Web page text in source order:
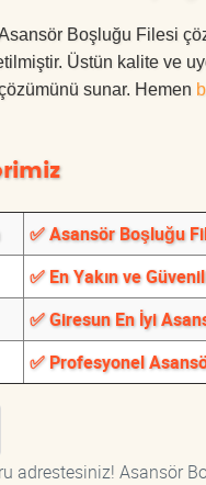
Boşluğu Filesi
Üstün kalite ve
sunar. Hemen
✅ Asansör Boşluğu
✅ En Yakın ve
✅ Giresun En İyi
✅ Profesyonel
adrestesiniz! Asansör